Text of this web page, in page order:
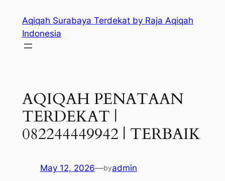
content
Aqiqah Surabaya Terdekat by Raja Aqiqah
Indonesia
AQIQAH PENATAAN
TERDEKAT |
082244449942 | TERBAIK
May 12, 2026—byadmin